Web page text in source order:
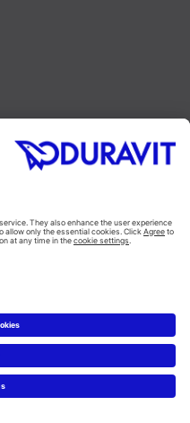
Instagram
Blog
Ustawienia plików cookie